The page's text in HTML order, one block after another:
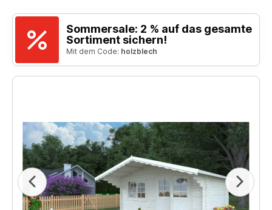
Sommersale: 2 % auf das gesamte
Sortiment sichern!
Mit dem Code: holzblech